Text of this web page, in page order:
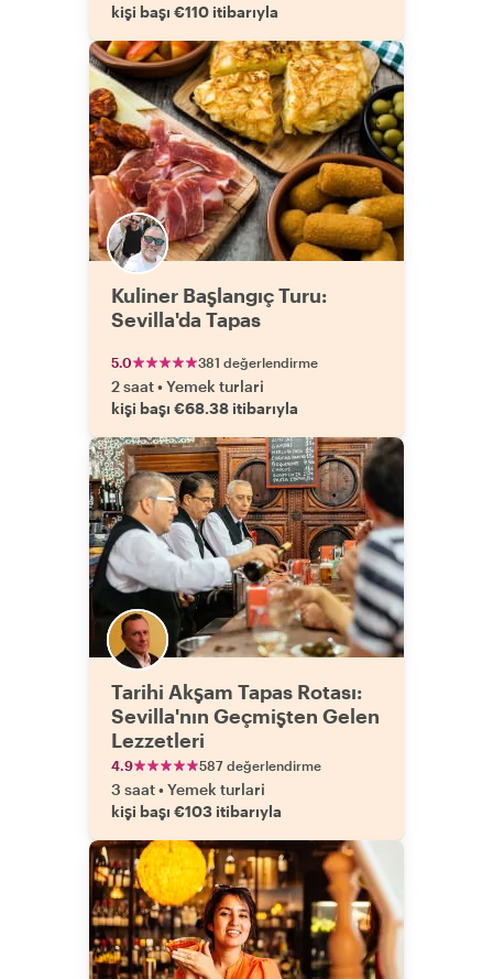
kişi başı €110 itibarıyla
Kuliner Başlangıç Turu:
Sevilla'da Tapas
5.0 381 değerlendirme
2 saat•Yemek turlari
kişi başı €68.38 itibarıyla
Tarihi Akşam Tapas Rotası:
Sevilla'nın Geçmişten Gelen
Lezzetleri
4.9 587 değerlendirme
3 saat•Yemek turlari
kişi başı €103 itibarıyla